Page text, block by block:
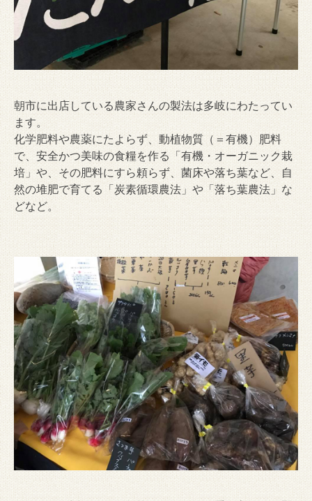
朝市に出店している農家さんの製法は多岐にわたってい
ます。
化学肥料や農薬にたよらず、動植物質（＝有機）肥料
で、安全かつ美味の食糧を作る「有機・オーガニック栽
培」や、その肥料にすら頼らず、菌床や落ち葉など、自
然の堆肥で育てる「炭素循環農法」や「落ち葉農法」な
どなど。